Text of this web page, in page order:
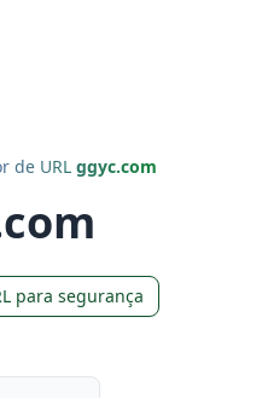
de URL ggyc.com
para segurança